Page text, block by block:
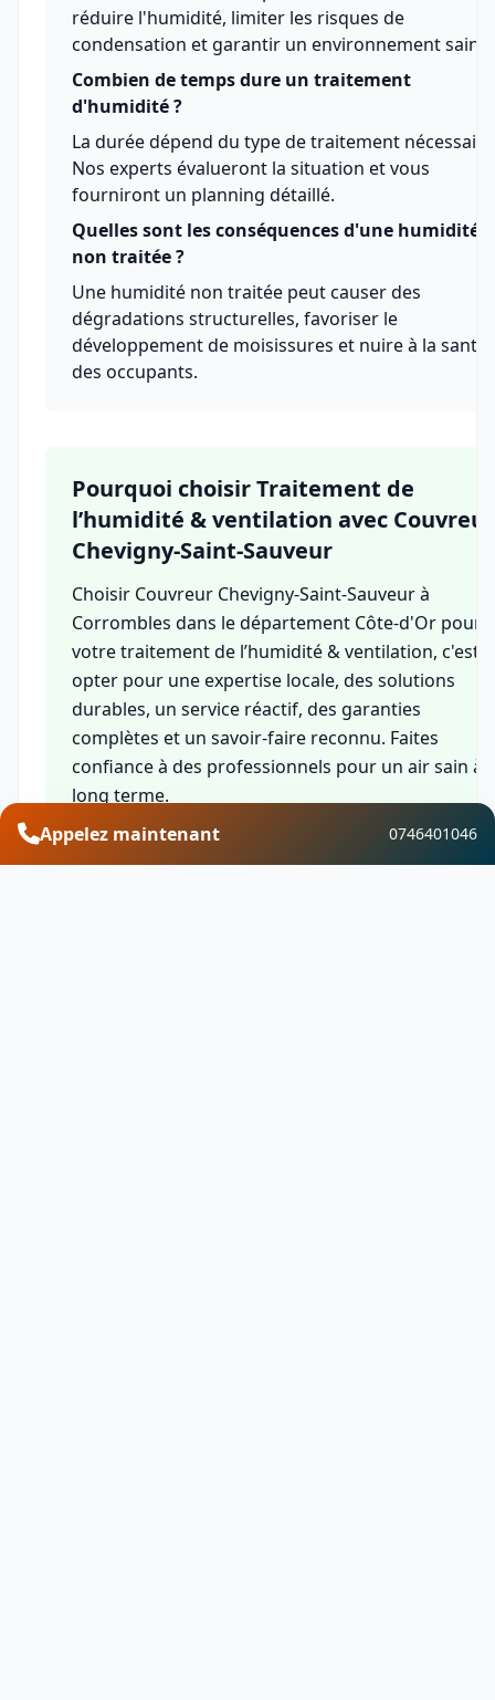
réduire l'humidité, limiter les risques de
condensation et garantir un environnement sain.
Combien de temps dure un traitement
d'humidité ?
La durée dépend du type de traitement
Nos experts évalueront la situation et vous
fourniront un planning détaillé.
Quelles sont les conséquences d'une humidité
non traitée ?
Une humidité non traitée peut causer des
dégradations structurelles, favoriser le
développement de moisissures et nuire à la santé
des occupants.
Pourquoi choisir Traitement de
l’humidité & ventilation avec Couvreur
Chevigny-Saint-Sauveur
Choisir Couvreur Chevigny-Saint-Sauveur à
Corrombles dans le département Côte-d'Or pour
votre traitement de l’humidité & ventilation, c'est
opter pour une expertise locale, des solutions
durables, un service réactif, des garanties
complètes et un savoir-faire reconnu. Faites
confiance à des professionnels pour un air sain à
long terme.
Appelez maintenant 0746401046